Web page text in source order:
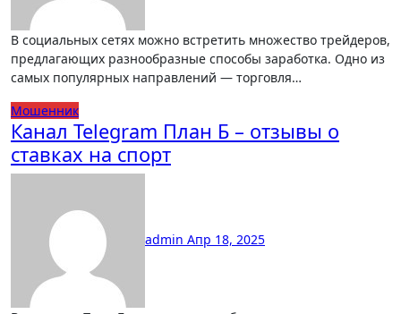
В социальных сетях можно встретить множество трейдеров,
предлагающих разнообразные способы заработка. Одно из
самых популярных направлений — торговля…
Мошенник
Канал Telegram План Б – отзывы о
ставках на спорт
admin Апр 18, 2025